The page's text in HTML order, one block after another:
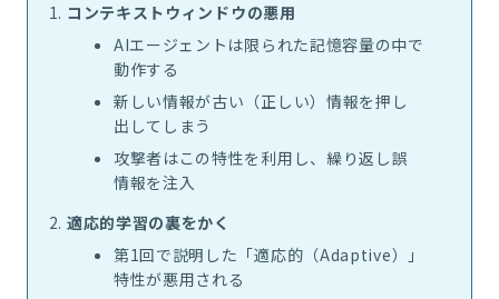
コンテキストウィンドウの悪用
AIエージェントは限られた記憶容量の中で
動作する
新しい情報が古い（正しい）情報を押し
出してしまう
攻撃者はこの特性を利用し、繰り返し誤
情報を注入
適応的学習の裏をかく
第1回で説明した「適応的（Adaptive）」
特性が悪用される